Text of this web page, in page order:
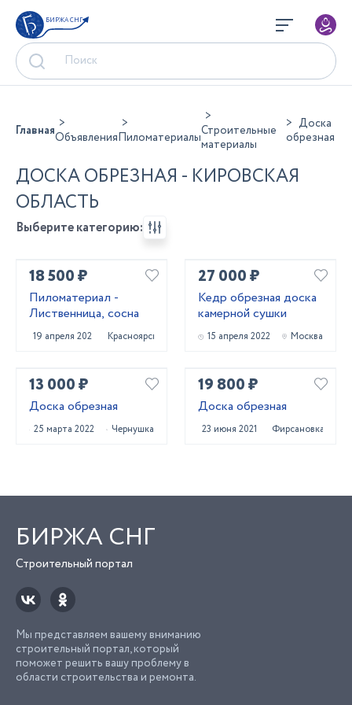
БИРЖА СНГ
ГлавнаяОбъявленияПиломатериалыСтроительные
материалы
Доска
обрезная
ДОСКА ОБРЕЗНАЯ - КИРОВСКАЯ
ОБЛАСТЬ
Выберите категорию:
18 500 ₽
Пиломатериал -
Лиственница, сосна
19 апреля 2022 Красноярск
27 000 ₽
Кедр обрезная доска
камерной сушки
15 апреля 2022 Москва
13 000 ₽
Доска обрезная
25 марта 2022 Чернушка
19 800 ₽
Доска обрезная
23 июня 2021 Фирсановка
БИРЖА СНГ
Строительный портал
Мы представляем вашему вниманию
строительный портал, который
поможет решить вашу проблему в
области строительства и ремонта.